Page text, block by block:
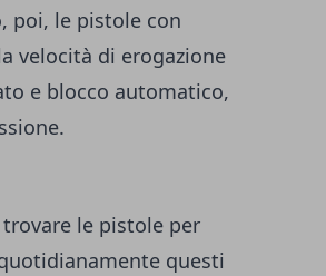
poi, le pistole con
velocità di erogazione
e blocco automatico,
le pistole per
questi